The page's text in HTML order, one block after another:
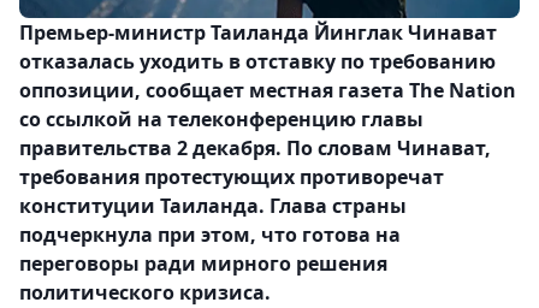
Премьер-министр Таиланда Йинглак Чинават
отказалась уходить в отставку по требованию
оппозиции, сообщает местная газета The Nation
со ссылкой на телеконференцию главы
правительства 2 декабря. По словам Чинават,
требования протестующих противоречат
конституции Таиланда. Глава страны
подчеркнула при этом, что готова на
переговоры ради мирного решения
политического кризиса.